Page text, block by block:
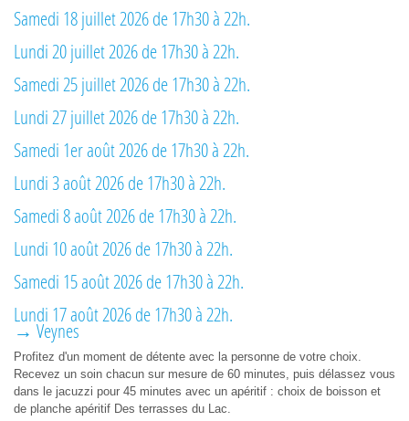
Samedi 18 juillet 2026 de 17h30 à 22h.
Lundi 20 juillet 2026 de 17h30 à 22h.
Samedi 25 juillet 2026 de 17h30 à 22h.
Lundi 27 juillet 2026 de 17h30 à 22h.
Samedi 1er août 2026 de 17h30 à 22h.
Lundi 3 août 2026 de 17h30 à 22h.
Samedi 8 août 2026 de 17h30 à 22h.
Lundi 10 août 2026 de 17h30 à 22h.
Samedi 15 août 2026 de 17h30 à 22h.
Lundi 17 août 2026 de 17h30 à 22h.
→ Veynes
Profitez d'un moment de détente avec la personne de votre choix.
Recevez un soin chacun sur mesure de 60 minutes, puis délassez vous
dans le jacuzzi pour 45 minutes avec un apéritif : choix de boisson et
de planche apéritif Des terrasses du Lac.